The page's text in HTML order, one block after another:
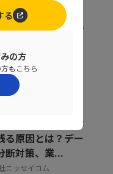
育たない本当の理
視化するKPI...
ズ株式会社
与システムで手作
る原因とは？デー
断対策、業...
ニッセイコム
る
の方
もこちら